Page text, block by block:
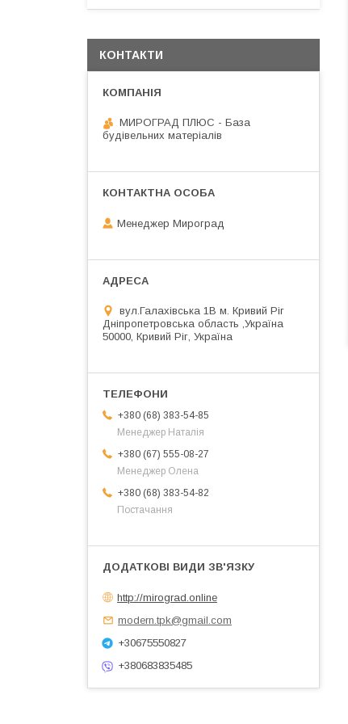
КОНТАКТИ
МИРОГРАД ПЛЮС - База
будівельних матеріалів
Менеджер Мироград
вул.Галахівська 1В м. Кривий Ріг
Дніпропетровська область ,Україна
50000, Кривий Ріг, Україна
+380 (68) 383-54-85
Менеджер Наталія
+380 (67) 555-08-27
Менеджер Олена
+380 (68) 383-54-82
Постачання
http://mirograd.online
modern.tpk@gmail.com
+30675550827
+380683835485